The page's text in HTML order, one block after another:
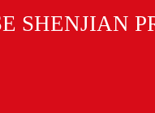
SHENJIAN